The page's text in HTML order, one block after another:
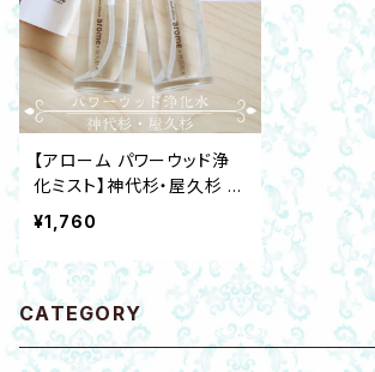
【アローム パワーウッド浄
化ミスト】神代杉・屋久杉 ウ
ッドチップ・遠野の霊石さざ
れ付きガラススプレーボト
ル 邪気除け リラックス 虫
除け
¥1,760
CATEGORY